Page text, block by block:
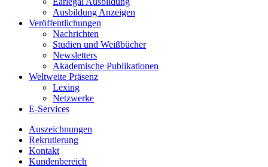
Ausbildung Anzeigen
Veröffentlichungen
Nachrichten
Studien und Weißbücher
Newsletters
Akademische Publikationen
Weltweite Präsenz
Lexing
Netzwerke
E-Services
Auszeichnungen
Rekrutierung
Kontakt
Kundenbereich